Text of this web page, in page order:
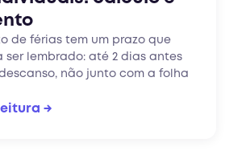
de férias tem um prazo que
ser lembrado: até 2 dias antes
não junto com a folha
→